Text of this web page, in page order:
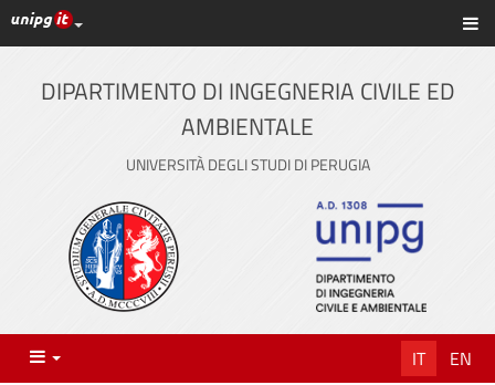
Vai
al
contenuto
principale
Link ai principali servizi web di Ateneo
DIPARTIMENTO DI INGEGNERIA CIVILE ED
AMBIENTALE
UNIVERSITÀ DEGLI STUDI DI PERUGIA
Menu IT EN